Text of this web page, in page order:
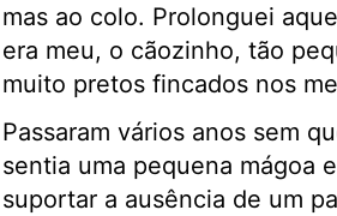
mas ao colo. Prolonguei
era meu, o cãozinho, tão
muito pretos fincados nos
Passaram vários anos sem
sentia uma pequena mágoa
suportar a ausência de um